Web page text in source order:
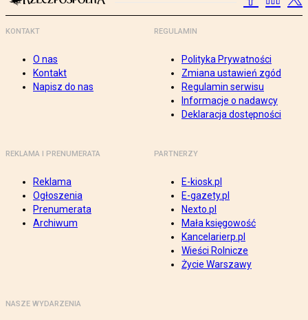
KONTAKT
O nas
Kontakt
Napisz do nas
REGULAMIN
Polityka Prywatności
Zmiana ustawień zgód
Regulamin serwisu
Informacje o nadawcy
Deklaracja dostępności
REKLAMA I PRENUMERATA
Reklama
Ogłoszenia
Prenumerata
Archiwum
PARTNERZY
E-kiosk.pl
E-gazety.pl
Nexto.pl
Mała księgowość
Kancelarierp.pl
Wieści Rolnicze
Życie Warszawy
NASZE WYDARZENIA